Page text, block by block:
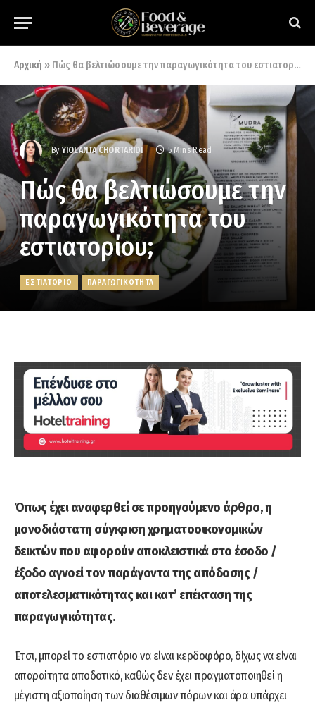
Αρχική » Πώς θα βελτιώσουμε την παραγωγικότητα του εστιατορίου;
By YIOLANTA CHORTARIDI 5 Mins Read
Πώς θα βελτιώσουμε την
παραγωγικότητα του
εστιατορίου;
ΕΣΤΙΑΤΟΡΙΟ ΠΑΡΑΓΩΓΙΚΟΤΗΤΑ
Όπως έχει αναφερθεί σε προηγούμενο άρθρο, η
μονοδιάστατη σύγκριση χρηματοοικονομικών
δεικτών που αφορούν αποκλειστικά στο έσοδο /
έξοδο αγνοεί τον παράγοντα της απόδοσης /
αποτελεσματικότητας και κατ’ επέκταση της
παραγωγικότητας.
Έτσι, μπορεί το εστιατόριο να είναι κερδοφόρο, δίχως να είναι
απαραίτητα αποδοτικό, καθώς δεν έχει πραγματοποιηθεί η
μέγιστη αξιοποίηση των διαθέσιμων πόρων και άρα υπάρχει